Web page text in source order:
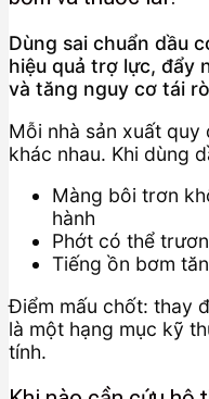
Dùng sai chuẩn dầu
hiệu quả trợ lực, đẩy
và tăng nguy cơ tái
Mỗi nhà sản xuất
khác nhau. Khi dùng
Màng bôi trơn
hành
Phớt có thể
Tiếng ồn bơm
Điểm mấu chốt: thay
là một hạng mục kỹ
tính.